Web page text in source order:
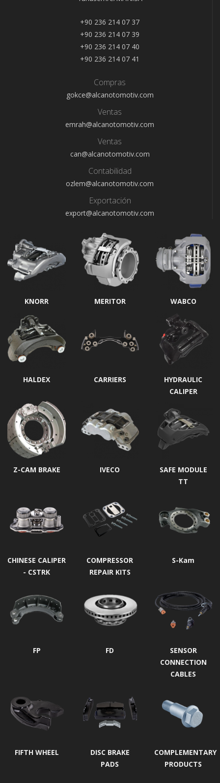
+90 236 214 07 37
+90 236 214 07 39
+90 236 214 07 40
+90 236 214 07 41
Compras
gokce@alcanotomotiv.com
Ventas
emrah@alcanotomotiv.com
Ventas
can@alcanotomotiv.com
Contabilidad
ozlem@alcanotomotiv.com
Exportación
export@alcanotomotiv.com
KNORR MERITOR WABCO
HALDEX CARRIERS
HYDRAULIC
CALIPER
Z-CAM BRAKE IVECO
SAFE MODULE
TT
CHINESE CALIPER
- CSTRK
COMPRESSOR
REPAIR KITS
S-Kam
FP FD
SENSOR
CONNECTION
CABLES
FIFTH WHEEL
DISC BRAKE
PADS
COMPLEMENTARY
PRODUCTS